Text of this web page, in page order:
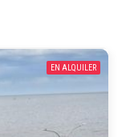
EN ALQUILER